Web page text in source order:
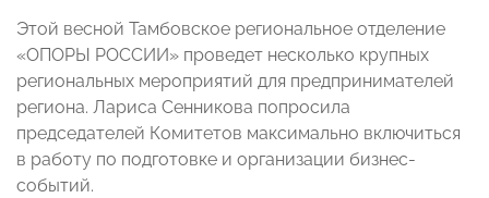
Этой весной Тамбовское региональное отделение
«ОПОРЫ РОССИИ» проведет несколько крупных
региональных мероприятий для предпринимателей
региона. Лариса Сенникова попросила
председателей Комитетов максимально включиться
в работу по подготовке и организации бизнес-
событий.